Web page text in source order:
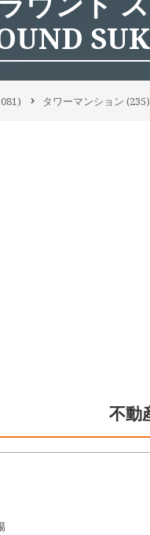
タワーマンション (235)
不動